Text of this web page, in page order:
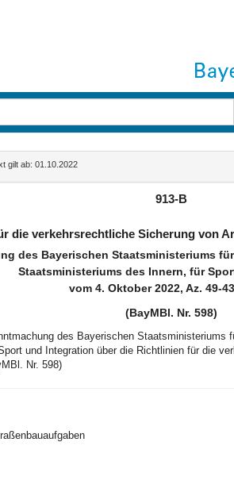
gilt ab: 01.10.2022
913-B
die verkehrsrechtliche Sicherung von
des Bayerischen Staatsministeriums
Staatsministeriums des Innern, für
vom 4. Oktober 2022, Az. 49-
(BayMBl. Nr. 598)
des Bayerischen Staatsministeriums
und Integration über die Richtlinien für die
Nr. 598)